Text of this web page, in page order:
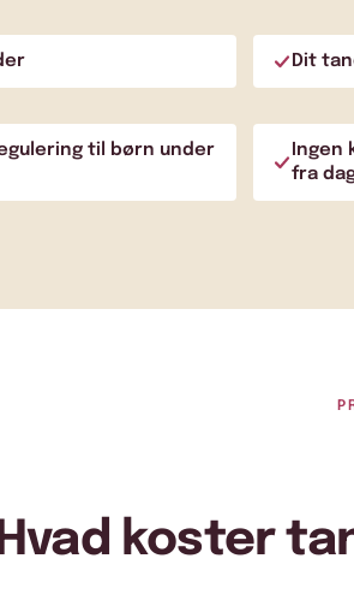
Dit
til børn under
Ingen
fra dag
Hvad koster